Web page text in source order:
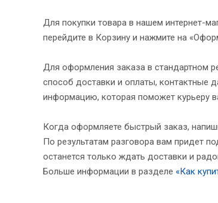
Для покупки товара в нашем интернет-
перейдите в Корзину и нажмите на
Для оформления заказа в стандартном
способ доставки и оплаты, контактные
информацию, которая поможет курьеру
Когда оформляете быстрый заказ,
По результатам разговора вам придет
останется только ждать доставки и
Больше информации в разделе «Как